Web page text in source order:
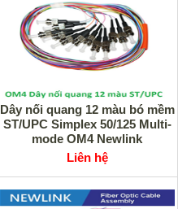
Dây nối quang 12 màu bó mềm
ST/UPC Simplex 50/125 Multi-
mode OM4 Newlink
Liên hệ